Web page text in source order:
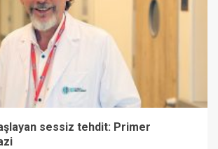
sessiz tehdit: Primer